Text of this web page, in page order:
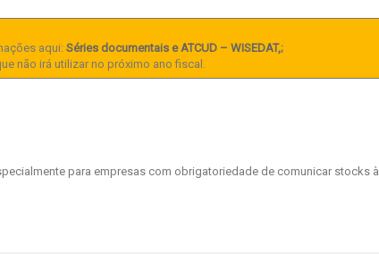
aqui: Séries documentais e ATCUD – WISEDAT,;
não irá utilizar no próximo ano fiscal.
para empresas com obrigatoriedade de comunicar stocks à